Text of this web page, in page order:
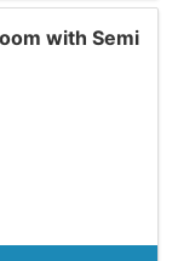
with Semi